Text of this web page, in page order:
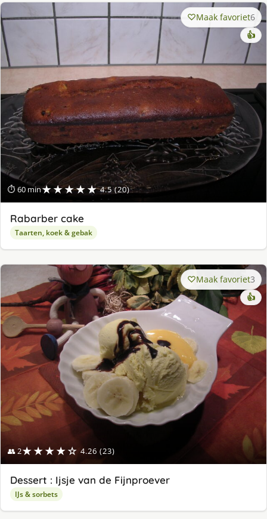
⏱ 60 min★★★★★ 4.5 (20)
Maak favoriet6
👍
Rabarber cake
Taarten, koek & gebak
👥 2★★★★☆ 4.26 (23)
Maak favoriet3
👍
Dessert : Ijsje van de Fijnproever
IJs & sorbets